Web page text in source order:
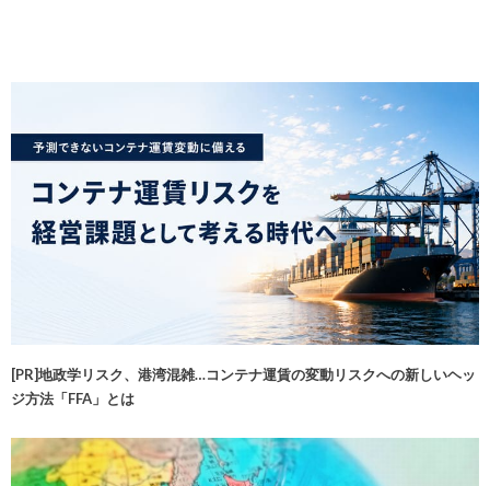
[PR]地政学リスク、港湾混雑…コンテナ運賃の変動リスクへの新しいヘッ
ジ方法「FFA」とは